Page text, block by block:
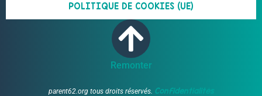
POLITIQUE DE COOKIES (UE)
Remonter
parent62.org tous droits réservés. Confidentialités